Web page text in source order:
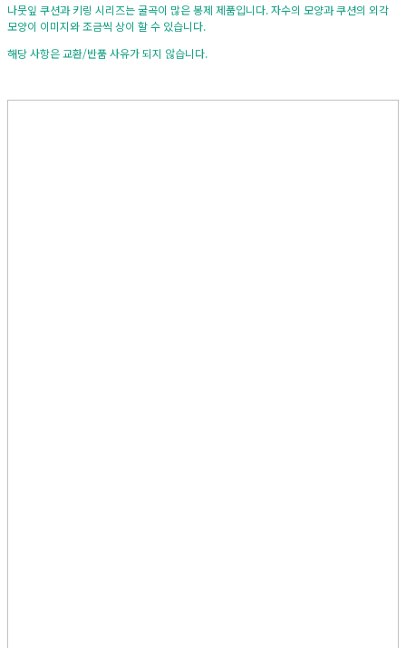
나뭇잎 쿠션과 키링 시리즈는 굴곡이 많은 봉제 제품입니다. 자수의 모양과 쿠션의 외각
모양이 이미지와 조금씩 상이 할 수 있습니다.
해당 사항은 교환/반품 사유가 되지 않습니다.